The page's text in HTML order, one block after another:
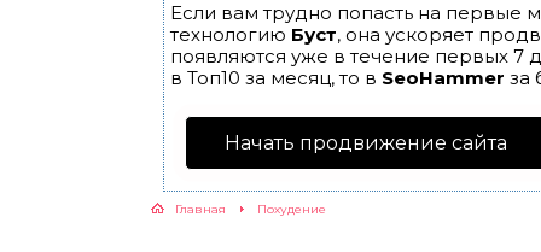
Если вам трудно попасть на первые
технологию Буст, она ускоряет
появляются уже в течение первых 7
в Топ10 за месяц, то в SeoHammer за
Начать продвижение сайта
Главная Похудение